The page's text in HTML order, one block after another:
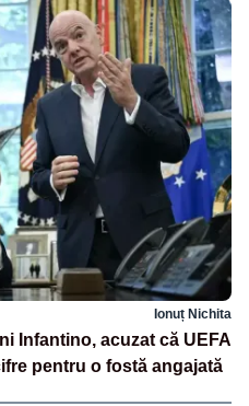
Ionuț Nichita
Infantino, acuzat că UEFA
pentru o fostă angajată